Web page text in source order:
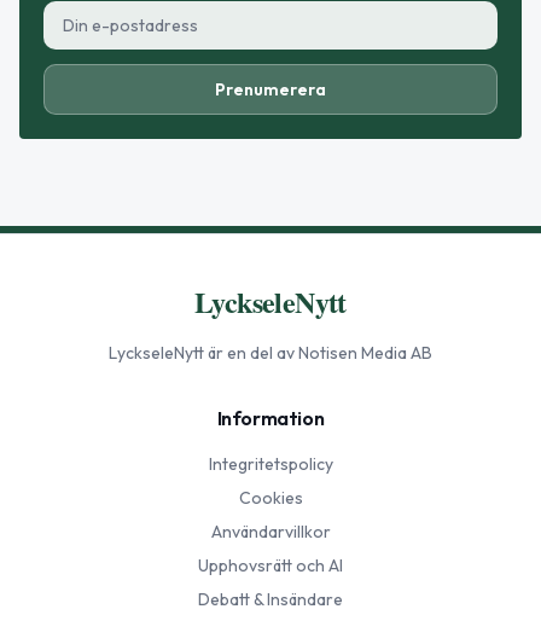
Prenumerera
LyckseleNytt
LyckseleNyttär en del av Notisen Media AB
Information
Integritetspolicy
Cookies
Användarvillkor
Upphovsrätt och AI
Debatt & Insändare